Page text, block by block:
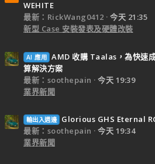
WEHITE
最新：RickWang0412
今天 21:35
新型 Case 安裝發表及硬體改裝
AI 應用 AMD 收購 Taalas，為快速
算解決方案
最新：soothepain
今天 19:39
業界新聞
輸出入週邊
Glorious GHS Eternal
最新：soothepain
今天 19:34
業界新聞